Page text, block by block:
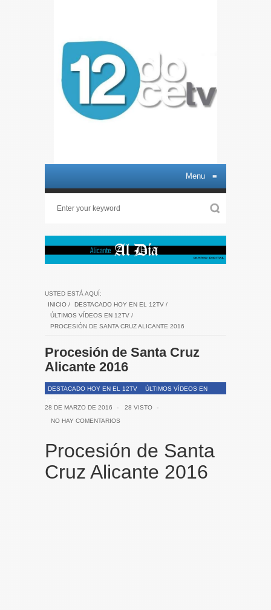
Menu ≡
USTED ESTÁ AQUÍ:
INICIO / DESTACADO HOY EN EL 12TV /
ÚLTIMOS VÍDEOS EN 12TV /
PROCESIÓN DE SANTA CRUZ ALICANTE 2016
Procesión de Santa Cruz
Alicante 2016
DESTACADO HOY EN EL 12TV
ÚLTIMOS VÍDEOS EN
28 DE MARZO DE 2016
- 28 VISTO
-
NO HAY COMENTARIOS
Procesión de Santa
Cruz Alicante 2016